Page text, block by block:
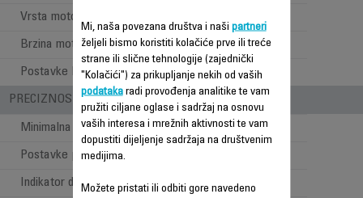
Vrsta motora
Brzina motora (rpm) 6500
Postavke brzine 1
PRECIZNOST
Minimalna dužina šišanja 0,5 mm
Postavke preciznosti
Indikator dužine šišanja Češalj
Mi, naša povezana društva i naši partneri
željeli bismo koristiti kolačiće prve ili treće
strane ili slične tehnologije (zajednički
"Kolačići") za prikupljanje nekih od vaših
podatakaradi provođenja analitike te vam
pružiti ciljane oglase i sadržaj na osnovu
vaših interesa i mrežnih aktivnosti te vam
dopustiti dijeljenje sadržaja na društvenim
medijima.
Možete pristati ili odbiti gore navedeno